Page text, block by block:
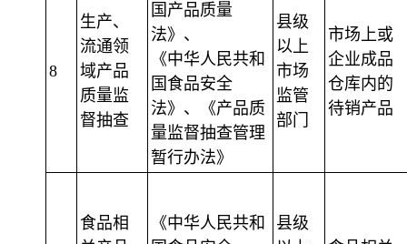
8
生产、
流通领
域产品
质量监
督抽查
国产品质量
法》、
《中华人民共和
国食品安全
法》、《产品质
量监督抽查管理
暂行办法》
县级
以上
市场
监管
部门
市场上或
企业成品
仓库内的
待销产品
食品相
《中华人民共和
县级